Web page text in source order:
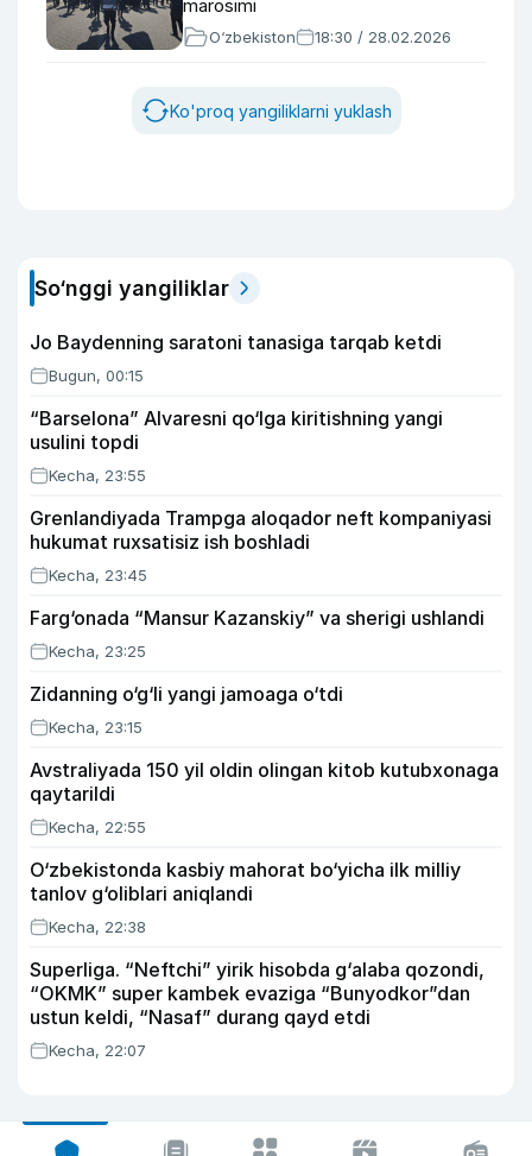
marosimi
O‘zbekiston 18:30 / 28.02.2026
Ko'proq yangiliklarni yuklash
So‘nggi yangiliklar
Jo Baydenning saratoni tanasiga tarqab ketdi
Bugun, 00:15
“Barselona” Alvaresni qo‘lga kiritishning yangi
usulini topdi
Kecha, 23:55
Grenlandiyada Trampga aloqador neft kompaniyasi
hukumat ruxsatisiz ish boshladi
Kecha, 23:45
Farg‘onada “Mansur Kazanskiy” va sherigi ushlandi
Kecha, 23:25
Zidanning o‘g‘li yangi jamoaga o‘tdi
Kecha, 23:15
Avstraliyada 150 yil oldin olingan kitob kutubxonaga
qaytarildi
Kecha, 22:55
O‘zbekistonda kasbiy mahorat bo‘yicha ilk milliy
tanlov g‘oliblari aniqlandi
Kecha, 22:38
Superliga. “Neftchi” yirik hisobda g‘alaba qozondi,
“OKMK” super kambek evaziga “Bunyodkor”dan
ustun keldi, “Nasaf” durang qayd etdi
Kecha, 22:07